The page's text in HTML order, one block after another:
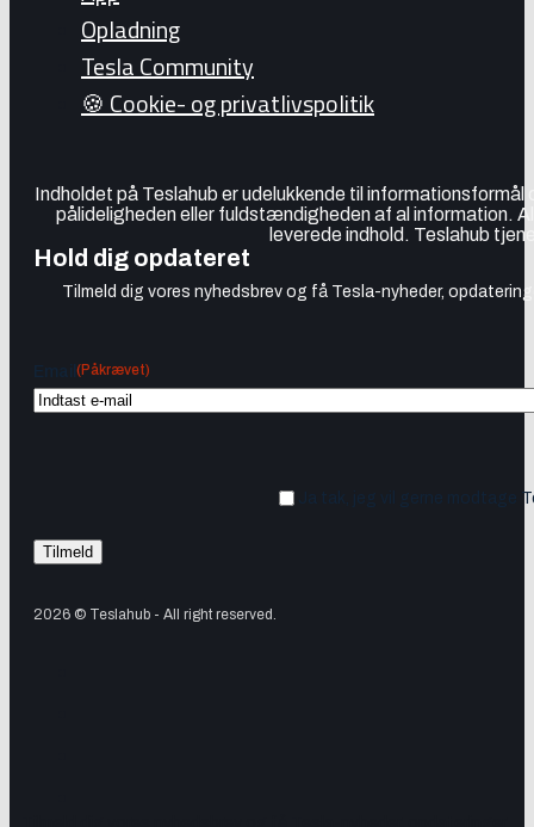
Opladning
Tesla Community
🍪 Cookie- og privatlivspolitik
Indholdet på Teslahub er udelukkende til
pålideligheden eller fuldstændigheden af al information.
leverede indhold. Teslahub
Hold dig opdateret
Tilmeld dig vores nyhedsbrev og få Tesla-nyheder,
(Påkrævet)
Ja tak, jeg vil gerne modtage
2026 © Teslahub - All right reserved.